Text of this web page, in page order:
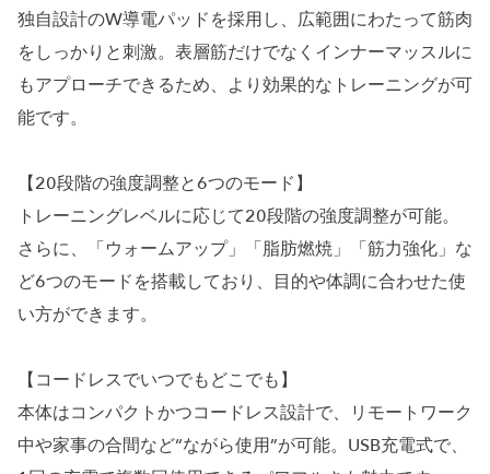
独自設計のW導電パッドを採用し、広範囲にわたって筋肉
をしっかりと刺激。表層筋だけでなくインナーマッスルに
もアプローチできるため、より効果的なトレーニングが可
能です。
【20段階の強度調整と6つのモード】
トレーニングレベルに応じて20段階の強度調整が可能。
さらに、「ウォームアップ」「脂肪燃焼」「筋力強化」な
ど6つのモードを搭載しており、目的や体調に合わせた使
い方ができます。
【コードレスでいつでもどこでも】
本体はコンパクトかつコードレス設計で、リモートワーク
中や家事の合間など“ながら使用”が可能。USB充電式で、